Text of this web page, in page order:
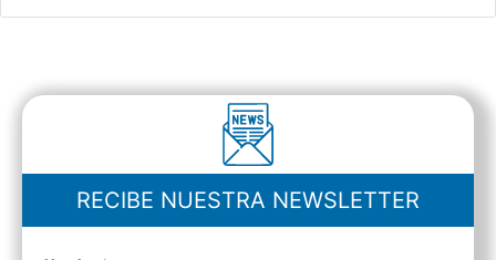
RECIBE NUESTRA NEWSLETTER